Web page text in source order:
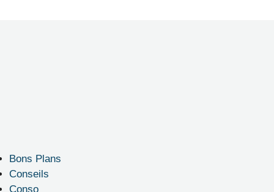
Bons Plans
Conseils
Conso